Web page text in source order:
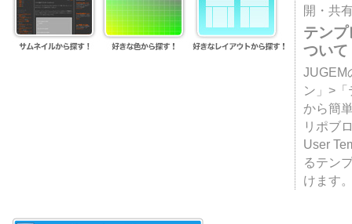
開・共
テン
ついて
JUGEM
ン」>
から簡
リポブ
User
るテン
けます